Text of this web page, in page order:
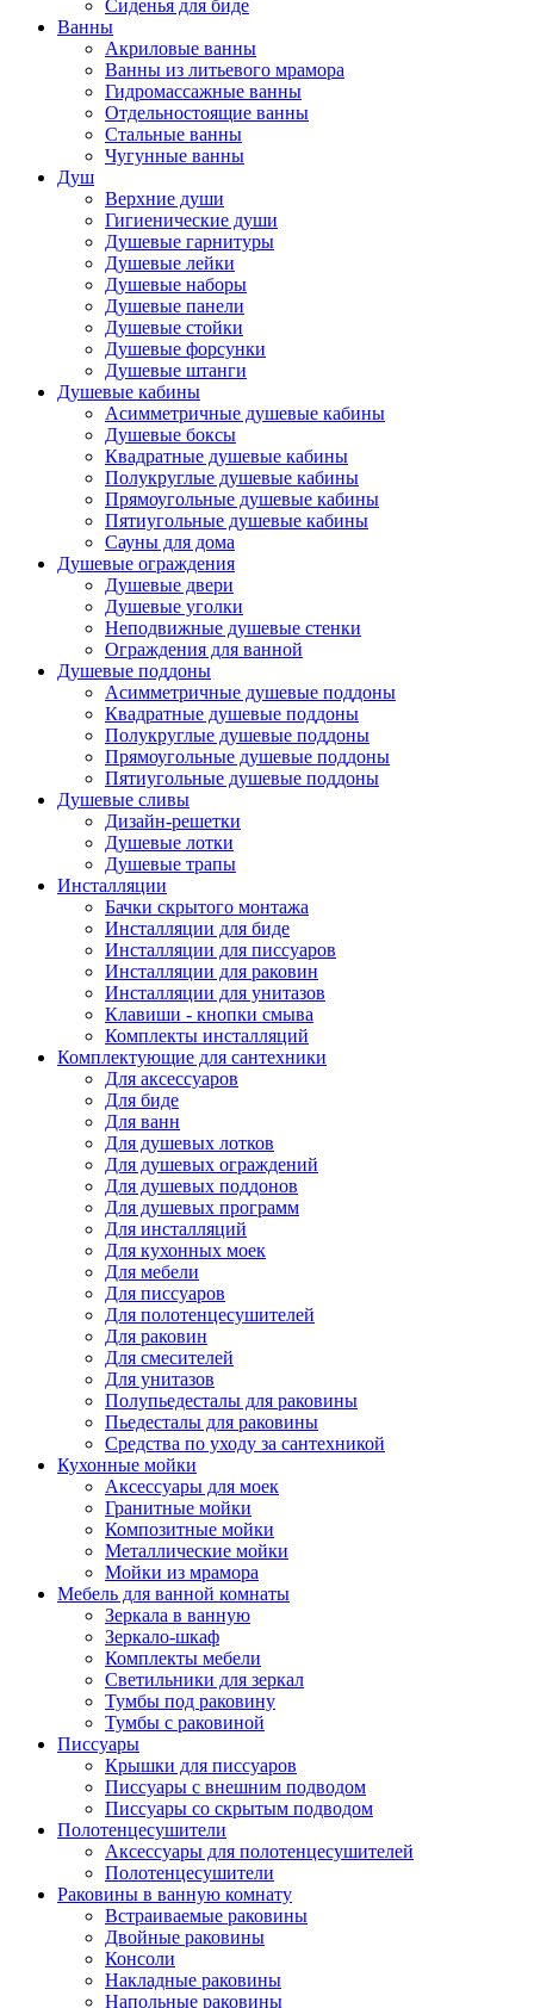
Сиденья для биде
Ванны
Акриловые ванны
Ванны из литьевого мрамора
Гидромассажные ванны
Отдельностоящие ванны
Стальные ванны
Чугунные ванны
Душ
Верхние души
Гигиенические души
Душевые гарнитуры
Душевые лейки
Душевые наборы
Душевые панели
Душевые стойки
Душевые форсунки
Душевые штанги
Душевые кабины
Асимметричные душевые кабины
Душевые боксы
Квадратные душевые кабины
Полукруглые душевые кабины
Прямоугольные душевые кабины
Пятиугольные душевые кабины
Сауны для дома
Душевые ограждения
Душевые двери
Душевые уголки
Неподвижные душевые стенки
Ограждения для ванной
Душевые поддоны
Асимметричные душевые поддоны
Квадратные душевые поддоны
Полукруглые душевые поддоны
Прямоугольные душевые поддоны
Пятиугольные душевые поддоны
Душевые сливы
Дизайн-решетки
Душевые лотки
Душевые трапы
Инсталляции
Бачки скрытого монтажа
Инсталляции для биде
Инсталляции для писсуаров
Инсталляции для раковин
Инсталляции для унитазов
Клавиши - кнопки смыва
Комплекты инсталляций
Комплектующие для сантехники
Для аксессуаров
Для биде
Для ванн
Для душевых лотков
Для душевых ограждений
Для душевых поддонов
Для душевых программ
Для инсталляций
Для кухонных моек
Для мебели
Для писсуаров
Для полотенцесушителей
Для раковин
Для смесителей
Для унитазов
Полупьедесталы для раковины
Пьедесталы для раковины
Средства по уходу за сантехникой
Кухонные мойки
Аксессуары для моек
Гранитные мойки
Композитные мойки
Металлические мойки
Мойки из мрамора
Мебель для ванной комнаты
Зеркала в ванную
Зеркало-шкаф
Комплекты мебели
Светильники для зеркал
Тумбы под раковину
Тумбы с раковиной
Писсуары
Крышки для писсуаров
Писсуары с внешним подводом
Писсуары со скрытым подводом
Полотенцесушители
Аксессуары для полотенцесушителей
Полотенцесушители
Раковины в ванную комнату
Встраиваемые раковины
Двойные раковины
Консоли
Накладные раковины
Напольные раковины